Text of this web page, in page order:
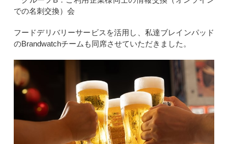
での名刺交換）会
フードデリバリーサービスを活用し、私達ブレインパッド
のBrandwatchチームも同席させていただきました。